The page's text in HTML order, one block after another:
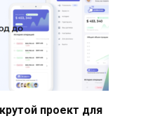
проект для